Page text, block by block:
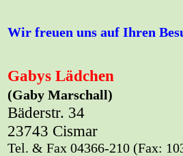
Wir freuen uns auf Ihren
Gabys Lädchen
(Gaby Marschall)
Bäderstr. 34
23743 Cismar
Tel. & Fax 04366-210 (Fax: